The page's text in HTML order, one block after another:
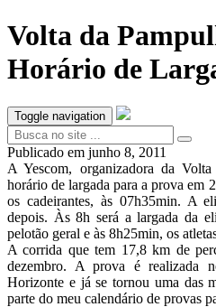
Volta da
Horário de
Toggle navigation
Publicado em junho 8, 2011
A Yescom, organizadora da
horário de largada para a prova em
os cadeirantes, às 07h35min. A
depois. Às 8h será a largada da
pelotão geral e às 8h25min, os
A corrida que tem 17,8 km de
dezembro. A prova é realizada
Horizonte e já se tornou uma das
parte do meu calendário de provas